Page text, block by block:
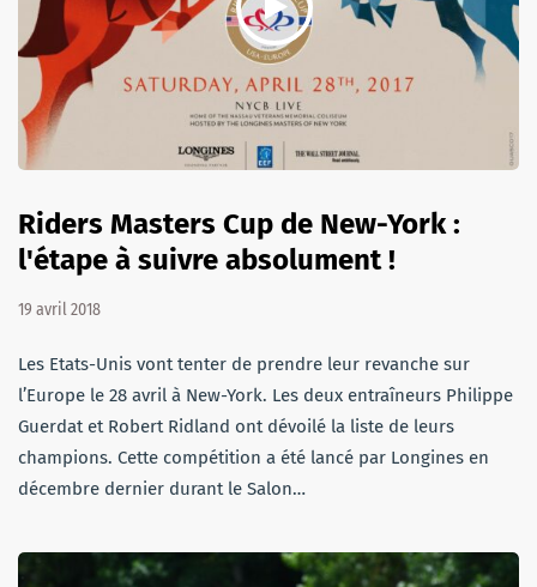
Riders Masters Cup de New-York :
l'étape à suivre absolument !
19 avril 2018
Les Etats-Unis vont tenter de prendre leur revanche sur
l’Europe le 28 avril à New-York. Les deux entraîneurs Philippe
Guerdat et Robert Ridland ont dévoilé la liste de leurs
champions. Cette compétition a été lancé par Longines en
décembre dernier durant le Salon…